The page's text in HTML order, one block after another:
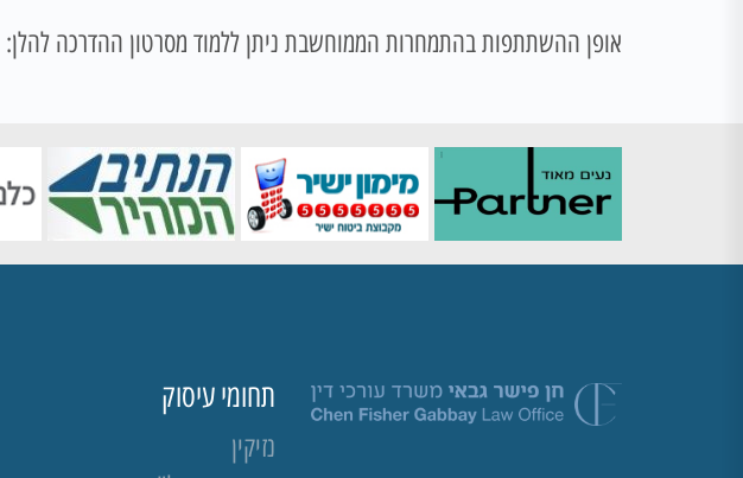
אופן ההשתתפות בהתמחרות הממוחשבת ניתן ללמוד מסרטון ההדרכה להלן:
תחומי עיסוק
נזיקין